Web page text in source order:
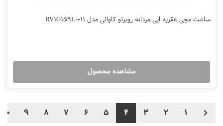
ساعت مچی عقربه ایی مردانه روبرتو کاوالی مدل RV1G159L0011
مشاهده محصول
1
2
3
4
5
6
7
8
9
10